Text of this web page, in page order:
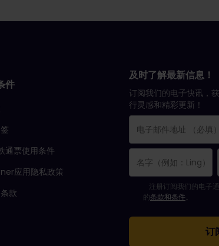
件
通票使用条件
应用隐私政策
款
及时了解最新信息！
订阅我们的电子快讯，
行灵感和精彩更新！
您已成功订阅。
电子邮件地址栏为必填栏
电子邮件地址无效！
订阅电子通讯时出错。
您已订阅此电子通讯！
请同意有关订阅电子通
注册订阅我们的电子
的条款和条件